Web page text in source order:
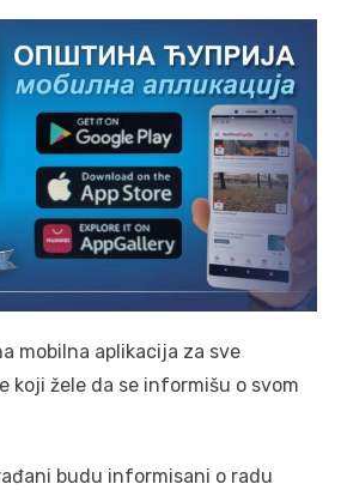
mobilna aplikacija za sve
koji žele da se informišu o svom
budu informisani o radu